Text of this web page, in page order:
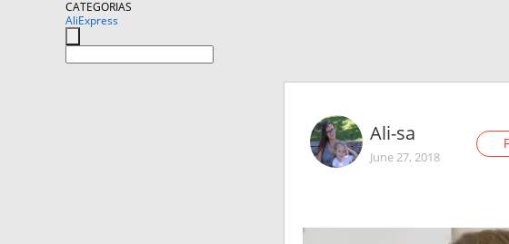
CATEGORIAS
AliExpress
Ali-sa
June 27, 2018